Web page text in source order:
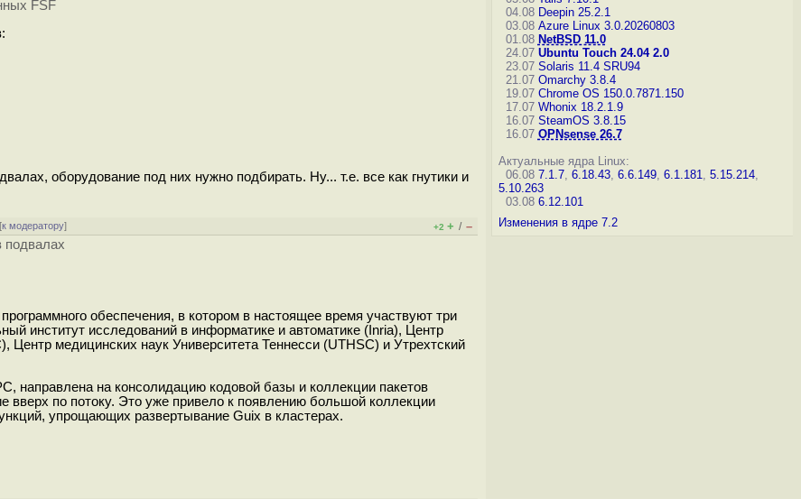
FSF
оборудование под них нужно подбирать. Ну... т.е. все как гнутики и
к модератору] +2 + / –
подвалах
обеспечения, в котором в настоящее время участвуют три
институт исследований в информатике и автоматике (Inria), Центр
медицинских наук Университета Теннесси (UTHSC) и Утрехтский
направлена на консолидацию кодовой базы и коллекции пакетов
вверх по потоку. Это уже привело к появлению большой коллекции
упрощающих развертывание Guix в кластерах.
04.08 Deepin 25.2.1
03.08 Azure Linux 3.0.20260803
01.08 NetBSD 11.0
24.07 Ubuntu Touch 24.04 2.0
23.07 Solaris 11.4 SRU94
21.07 Omarchy 3.8.4
19.07 Chrome OS 150.0.7871.150
17.07 Whonix 18.2.1.9
16.07 SteamOS 3.8.15
16.07 OPNsense 26.7
Актуальные ядра Linux:
06.08 7.1.7, 6.18.43, 6.6.149, 6.1.181, 5.15.214,
5.10.263
03.08 6.12.101
Изменения в ядре 7.2